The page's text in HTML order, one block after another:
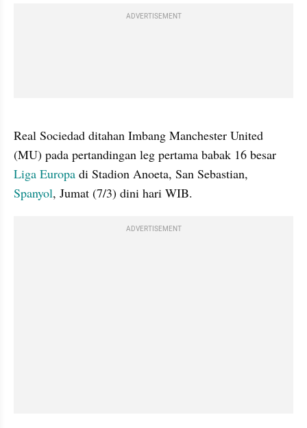
ADVERTISEMENT
Real Sociedad ditahan Imbang Manchester United
Liga Europa
Spanyol, Jumat (7/3) dini hari WIB.
ADVERTISEMENT